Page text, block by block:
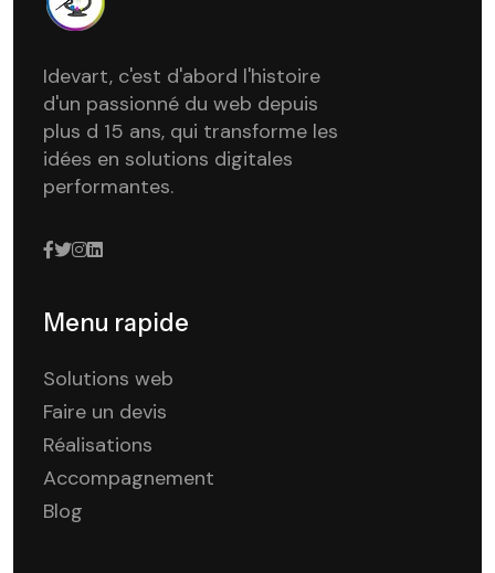
Idevart, c'est d'abord l'histoire
d'un passionné du web depuis
plus d 15 ans, qui transforme les
idées en solutions digitales
performantes.
Menu rapide
Solutions web
Faire un devis
Réalisations
Accompagnement
Blog